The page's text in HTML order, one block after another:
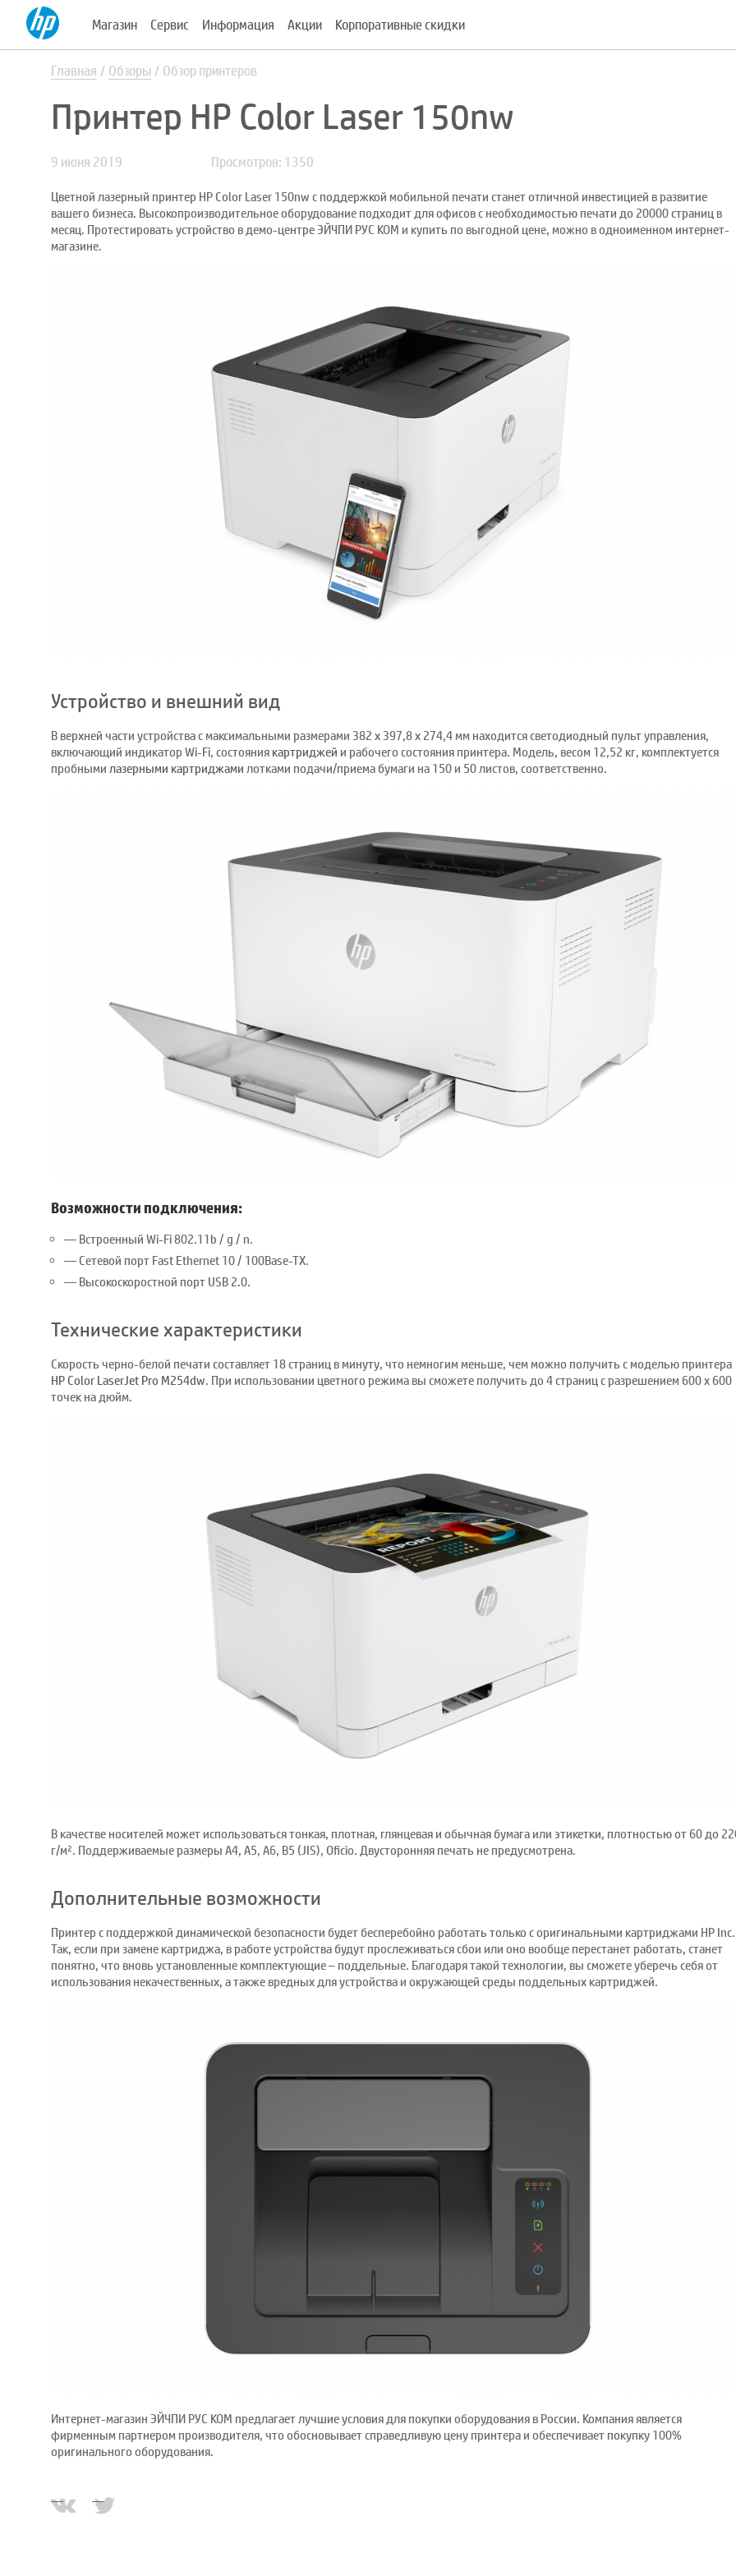
Магазин Сервис Информация Акции Корпоративные скидки
Главная Обзоры Обзор принтеров
Принтер HP Color Laser 150nw
9 июня 2019 Просмотров: 1350
Цветной лазерный принтер HP Color Laser 150nw с поддержкой мобильной печати станет отличной инвестицией в развитие
вашего бизнеса. Высокопроизводительное оборудование подходит для офисов с необходимостью печати до 20000 страниц в
месяц. Протестировать устройство в демо-центре ЭЙЧПИ РУС КОМ и купить по выгодной цене, можно в одноименном интернет-
магазине.
Устройство и внешний вид
В верхней части устройства с максимальными размерами 382 х 397,8 х 274,4 мм находится светодиодный пульт управления,
включающий индикатор Wi-Fi, состояния картриджей и рабочего состояния принтера. Модель, весом 12,52 кг, комплектуется
пробными лазерными картриджами лотками подачи/приема бумаги на 150 и 50 листов, соответственно.
Возможности подключения:
Встроенный Wi-Fi 802.11b / g / n.
Сетевой порт Fast Ethernet 10 / 100Base-TX.
Высокоскоростной порт USB 2.0.
Технические характеристики
Скорость черно-белой печати составляет 18 страниц в минуту, что немногим меньше, чем можно получить с моделью принтера
HP Color LaserJet Pro M254dw. При использовании цветного режима вы сможете получить до 4 страниц с разрешением 600 х 600
точек на дюйм.
В качестве носителей может использоваться тонкая, плотная, глянцевая и обычная бумага или этикетки, плотностью от 60 до
г/м². Поддерживаемые размеры А4, A5, A6, B5 (JIS), Oficio. Двусторонняя печать не предусмотрена.
Дополнительные возможности
Принтер с поддержкой динамической безопасности будет бесперебойно работать только с оригинальными картриджами HP Inc.
Так, если при замене картриджа, в работе устройства будут прослеживаться сбои или оно вообще перестанет работать, станет
понятно, что вновь установленные комплектующие – поддельные. Благодаря такой технологии, вы сможете уберечь себя от
использования некачественных, а также вредных для устройства и окружающей среды поддельных картриджей.
Интернет-магазин ЭЙЧПИ РУС КОМ предлагает лучшие условия для покупки оборудования в России. Компания является
фирменным партнером производителя, что обосновывает справедливую цену принтера и обеспечивает покупку 100%
оригинального оборудования.